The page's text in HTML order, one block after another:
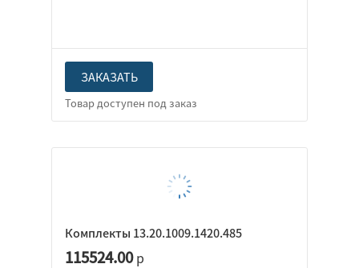
ЗАКАЗАТЬ
Комплекты 13.20.1009.1420.485
115524.00р